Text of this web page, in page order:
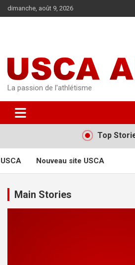
Aller
au
dimanche, août 9, 2026
La passion de l'athlétisme
Top
Nouveau site USCA
Main Stories